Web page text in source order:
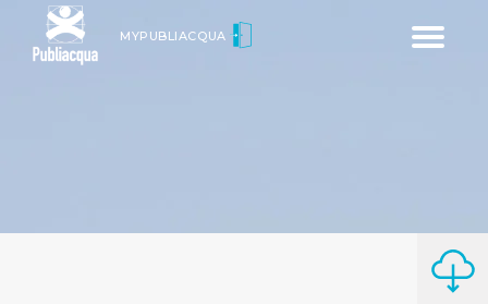
Toggle
MYPUBLIACQUA